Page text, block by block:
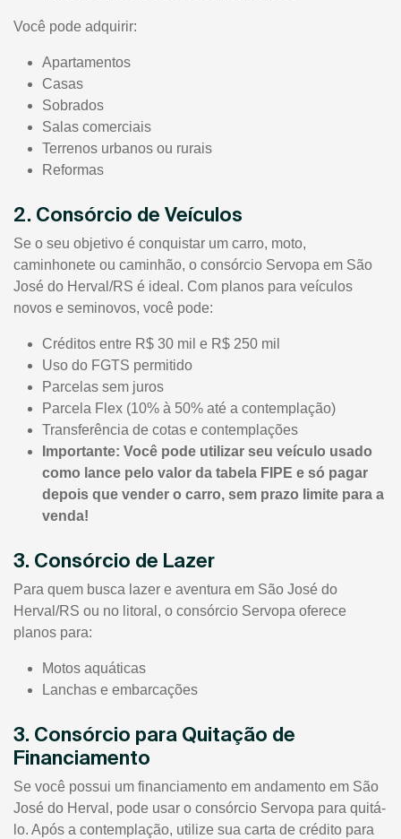
Você pode adquirir:
Apartamentos
Casas
Sobrados
Salas comerciais
Terrenos urbanos ou rurais
Reformas
2. Consórcio de Veículos
Se o seu objetivo é conquistar um carro, moto,
caminhonete ou caminhão, o consórcio Servopa em São
José do Herval/RS é ideal. Com planos para veículos
novos e seminovos, você pode:
Créditos entre R$ 30 mil e R$ 250 mil
Uso do FGTS permitido
Parcelas sem juros
Parcela Flex (10% à 50% até a contemplação)
Transferência de cotas e contemplações
Importante: Você pode utilizar seu veículo usado
como lance pelo valor da tabela FIPE e só pagar
depois que vender o carro, sem prazo limite para a
venda!
3. Consórcio de Lazer
Para quem busca lazer e aventura em São José do
Herval/RS ou no litoral, o consórcio Servopa oferece
planos para:
Motos aquáticas
Lanchas e embarcações
3. Consórcio para Quitação de
Financiamento
Se você possui um financiamento em andamento em São
José do Herval, pode usar o consórcio Servopa para quitá-
lo. Após a contemplação, utilize sua carta de crédito para